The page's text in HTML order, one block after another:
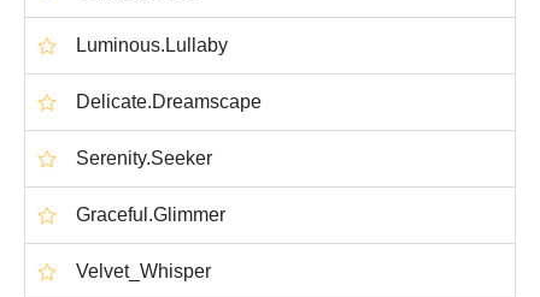
Luminous.Lullaby
Delicate.Dreamscape
Serenity.Seeker
Graceful.Glimmer
Velvet_Whisper